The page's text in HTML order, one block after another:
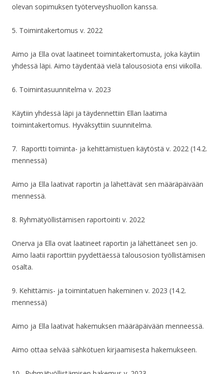
olevan sopimuksen työterveyshuollon kanssa.
5. Toimintakertomus v. 2022
Aimo ja Ella ovat laatineet toimintakertomusta, joka käytiin
yhdessä läpi. Aimo täydentää vielä talousosiota ensi viikolla.
6. Toimintasuunnitelma v. 2023
Käytiin yhdessä läpi ja täydennettiin Ellan laatima
toimintakertomus. Hyväksyttiin suunnitelma.
7. Raportti toiminta- ja kehittämistuen käytöstä v. 2022 (14.2.
mennessä)
Aimo ja Ella laativat raportin ja lähettävät sen määräpäivään
mennessä.
8. Ryhmätyöllistämisen raportointi v. 2022
Onerva ja Ella ovat laatineet raportin ja lähettäneet sen jo.
Aimo laatii raporttiin pyydettäessä talousosion työllistämisen
osalta.
9. Kehittämis- ja toimintatuen hakeminen v. 2023 (14.2.
mennessä)
Aimo ja Ella laativat hakemuksen määräpäivään menneessä.
Aimo ottaa selvää sähkötuen kirjaamisesta hakemukseen.